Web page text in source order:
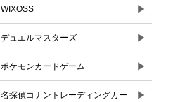
WIXOSS ▶
デュエルマスターズ ▶
ポケモンカードゲーム ▶
名探偵コナントレーディングカー ▶